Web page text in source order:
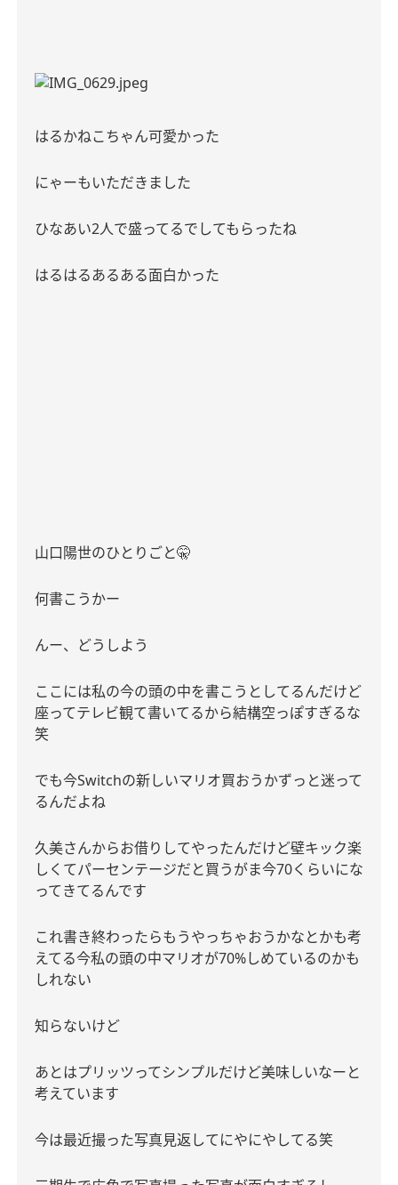
はるかねこちゃん可愛かった
にゃーもいただきました
ひなあい2人で盛ってるでしてもらったね
はるはるあるある面白かった
山口陽世のひとりごと🤫
何書こうかー
んー、どうしよう
ここには私の今の頭の中を書こうとしてるんだけど
座ってテレビ観て書いてるから結構空っぽすぎるな
笑
でも今Switchの新しいマリオ買おうかずっと迷って
るんだよね
久美さんからお借りしてやったんだけど壁キック楽
しくてパーセンテージだと買うがま今70くらいにな
ってきてるんです
これ書き終わったらもうやっちゃおうかなとかも考
えてる今私の頭の中マリオが70%しめているのかも
しれない
知らないけど
あとはプリッツってシンプルだけど美味しいなーと
考えています
今は最近撮った写真見返してにやにやしてる笑